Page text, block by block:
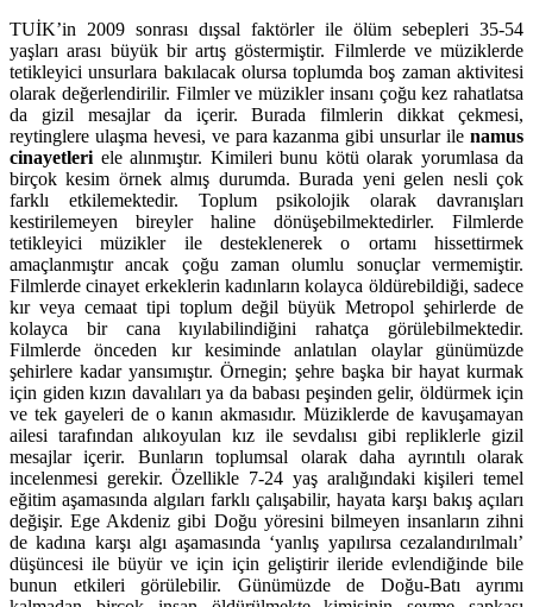
TUİK’in 2009 sonrası dışsal faktörler ile ölüm sebepleri 35-54
yaşları arası büyük bir artış göstermiştir. Filmlerde ve müziklerde
tetikleyici unsurlara bakılacak olursa toplumda boş zaman aktivitesi
olarak değerlendirilir. Filmler ve müzikler insanı çoğu kez rahatlatsa
da gizil mesajlar da içerir. Burada filmlerin dikkat çekmesi,
reytinglere ulaşma hevesi, ve para kazanma gibi unsurlar ile namus
cinayetleri ele alınmıştır. Kimileri bunu kötü olarak yorumlasa da
birçok kesim örnek almış durumda. Burada yeni gelen nesli çok
farklı etkilemektedir. Toplum psikolojik olarak davranışları
kestirilemeyen bireyler haline dönüşebilmektedirler. Filmlerde
tetikleyici müzikler ile desteklenerek o ortamı hissettirmek
amaçlanmıştır ancak çoğu zaman olumlu sonuçlar vermemiştir.
Filmlerde cinayet erkeklerin kadınların kolayca öldürebildiği, sadece
kır veya cemaat tipi toplum değil büyük Metropol şehirlerde de
kolayca bir cana kıyılabilindiğini rahatça görülebilmektedir.
Filmlerde önceden kır kesiminde anlatılan olaylar günümüzde
şehirlere kadar yansımıştır. Örnegin; şehre başka bir hayat kurmak
için giden kızın davalıları ya da babası peşinden gelir, öldürmek için
ve tek gayeleri de o kanın akmasıdır. Müziklerde de kavuşamayan
ailesi tarafından alıkoyulan kız ile sevdalısı gibi repliklerle gizil
mesajlar içerir. Bunların toplumsal olarak daha ayrıntılı olarak
incelenmesi gerekir. Özellikle 7-24 yaş aralığındaki kişileri temel
eğitim aşamasında algıları farklı çalışabilir, hayata karşı bakış açıları
değişir. Ege Akdeniz gibi Doğu yöresini bilmeyen insanların zihni
de kadına karşı algı aşamasında ‘yanlış yapılırsa cezalandırılmalı’
düşüncesi ile büyür ve için için geliştirir ileride evlendiğinde bile
bunun etkileri görülebilir. Günümüzde de Doğu-Batı ayrımı